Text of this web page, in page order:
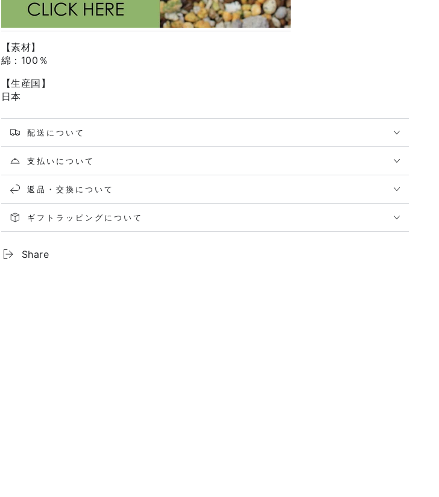
【素材】
綿：100％
【生産国】
日本
配送について
支払いについて
返品・交換について
ギフトラッピングについて
Share